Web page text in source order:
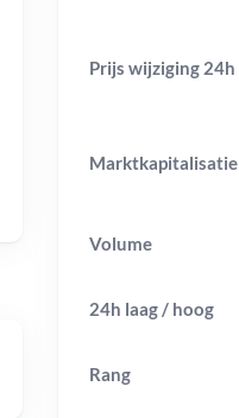
Prijs wijziging 24h
Marktkapitalisatie
Volume
24h laag / hoog
Rang